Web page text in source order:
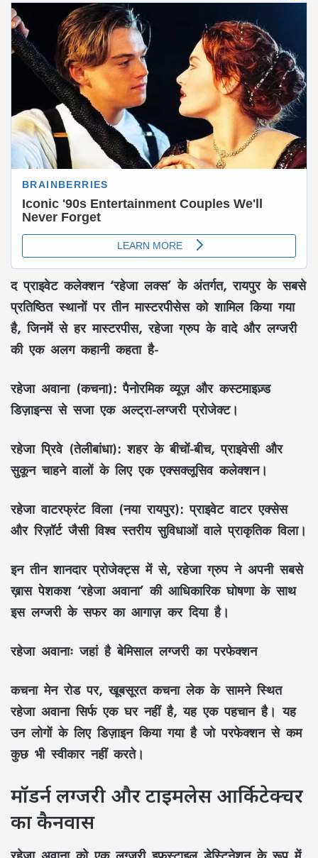
द प्राइवेट कलेक्शन ‘रहेजा लक्स’ के अंतर्गत, रायपुर के सबसे
प्रतिष्ठित स्थानों पर तीन मास्टरपीसेस को शामिल किया गया
है, जिनमें से हर मास्टरपीस, रहेजा ग्रुप के वादे और लग्जरी
की एक अलग कहानी कहता है-
रहेजा अवाना (कचना): पैनोरमिक व्यूज़ और कस्टमाइज़्ड
डिज़ाइन्स से सजा एक अल्ट्रा-लग्जरी प्रोजेक्ट।
रहेजा प्रिवे (तेलीबांधा): शहर के बीचों-बीच, प्राइवेसी और
सुकून चाहने वालों के लिए एक एक्सक्लूसिव कलेक्शन।
रहेजा वाटरफ्रंट विला (नया रायपुर): प्राइवेट वाटर एक्सेस
और रिज़ॉर्ट जैसी विश्व स्तरीय सुविधाओं वाले प्राकृतिक विला।
इन तीन शानदार प्रोजेक्ट्स में से, रहेजा ग्रुप ने अपनी सबसे
ख़ास पेशकश ‘रहेजा अवाना’ की आधिकारिक घोषणा के साथ
इस लग्जरी के सफर का आगाज़ कर दिया है।
रहेजा अवानाः जहां है बेमिसाल लग्जरी का परफेक्शन
कचना मेन रोड पर, खूबसूरत कचना लेक के सामने स्थित
रहेजा अवाना सिर्फ एक घर नहीं है, यह एक पहचान है। यह
उन लोगों के लिए डिज़ाइन किया गया है जो परफेक्शन से कम
कुछ भी स्वीकार नहीं करते।
मॉडर्न लग्जरी और टाइमलेस आर्किटेक्चर
का कैनवास